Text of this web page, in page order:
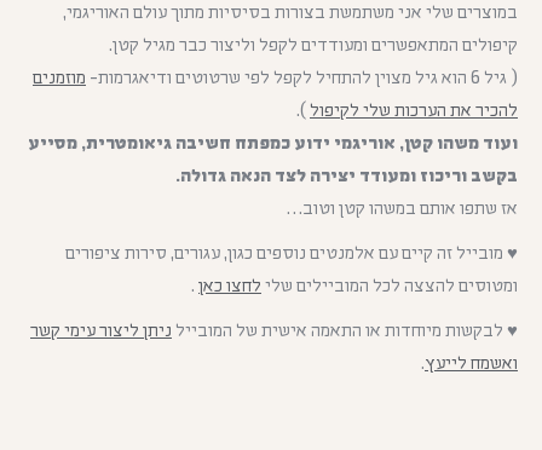
במוצרים שלי אני משתמשת בצורות בסיסיות מתוך עולם האוריגמי,
קיפולים המתאפשרים ומעודדים לקפל וליצור כבר מגיל קטן.
( גיל 6 הוא גיל מצוין להתחיל לקפל לפי שרטוטים ודיאגרמות-
מוזמנים
להכיר את הערכות שלי לקיפול ).
ועוד משהו קטן, אוריגמי ידוע כמפתח חשיבה גיאומטרית, מסייע
בקשב וריכוז ומעודד יצירה לצד הנאה גדולה.
אז שתפו אותם במשהו קטן וטוב…
♥ מובייל זה קיים עם אלמנטים נוספים כגון, עגורים, סירות ציפורים
ומטוסים להצצה לכל המוביילים שלי לחצו כאן .
♥ לבקשות מיוחדות או התאמה אישית של המובייל ניתן ליצור עימי קשר
ואשמח לייעץ.